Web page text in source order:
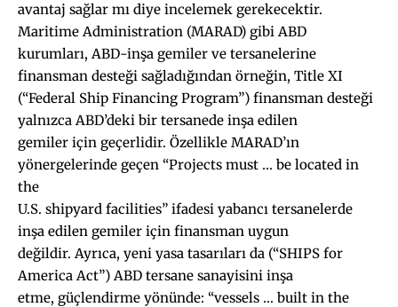
avantaj sağlar mı diye incelemek gerekecektir.
Maritime Administration (MARAD) gibi ABD
kurumları, ABD-inşa gemiler ve tersanelerine
finansman desteği sağladığından örneğin, Title XI
(“Federal Ship Financing Program”) finansman desteği
yalnızca ABD’deki bir tersanede inşa edilen
gemiler için geçerlidir. Özellikle MARAD’ın
yönergelerinde geçen “Projects must … be located in
the
U.S. shipyard facilities” ifadesi yabancı tersanelerde
inşa edilen gemiler için finansman uygun
değildir. Ayrıca, yeni yasa tasarıları da (“SHIPS for
America Act”) ABD tersane sanayisini inşa
etme, güçlendirme yönünde: “vessels … built in the